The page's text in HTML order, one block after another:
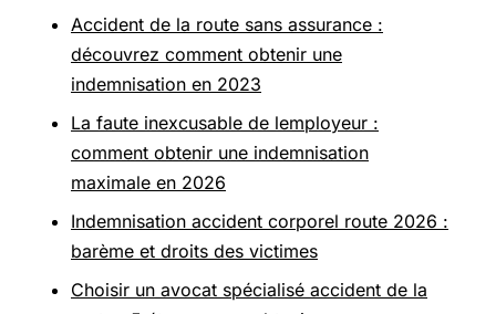
Accident de la route sans assurance :
découvrez comment obtenir une
indemnisation en 2023
La faute inexcusable de lemployeur :
comment obtenir une indemnisation
maximale en 2026
Indemnisation accident corporel route 2026 :
barème et droits des victimes
Choisir un avocat spécialisé accident de la